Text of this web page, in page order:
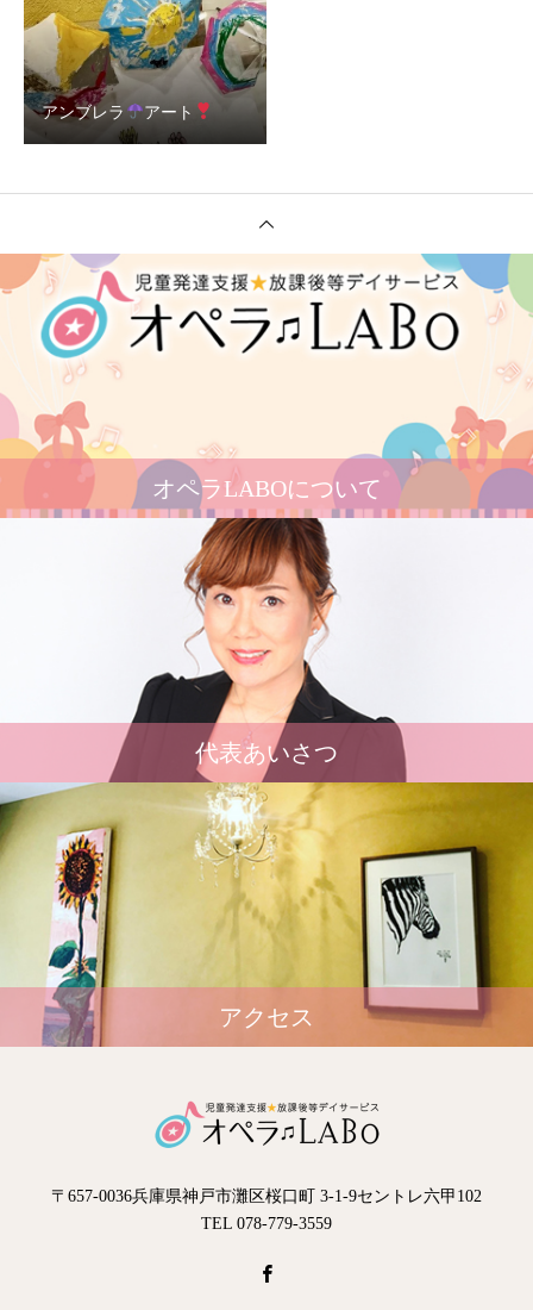
アンブレラ アート
オペラLABOについて
代表あいさつ
アクセス
〒657-0036兵庫県神戸市灘区桜口町 3-1-9セントレ六甲102
TEL 078-779-3559